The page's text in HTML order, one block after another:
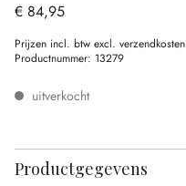
€ 84,95
Prijzen incl. btw excl. verzendkosten
Productnummer: 13279
uitverkocht
Productgegevens